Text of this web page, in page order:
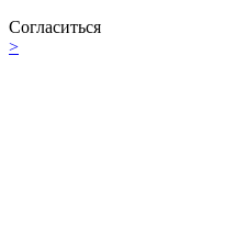
Согласиться
>